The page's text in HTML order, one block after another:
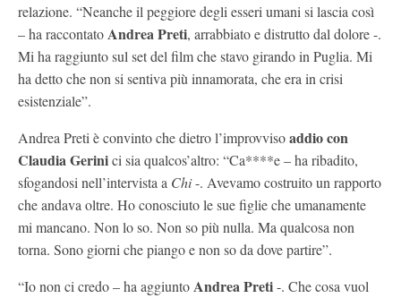
relazione. “Neanche il peggiore degli esseri umani si lascia così
– ha raccontatoAndrea Preti, arrabbiato e distrutto dal dolore -.
Mi ha raggiunto sul set del film che stavo girando in Puglia. Mi
ha detto che non si sentiva più innamorata, che era in crisi
esistenziale”.
Andrea Preti è convinto che dietro l’improvvisoaddio con
Claudia Gerinici sia qualcos’altro: “Ca****e – ha ribadito,
sfogandosi nell’intervista a Chi-. Avevamo costruito un rapporto
che andava oltre. Ho conosciuto le sue figlie che umanamente
mi mancano. Non lo so. Non so più nulla. Ma qualcosa non
torna. Sono giorni che piango e non so da dove partire”.
“Io non ci credo – ha aggiuntoAndrea Preti-. Che cosa vuol